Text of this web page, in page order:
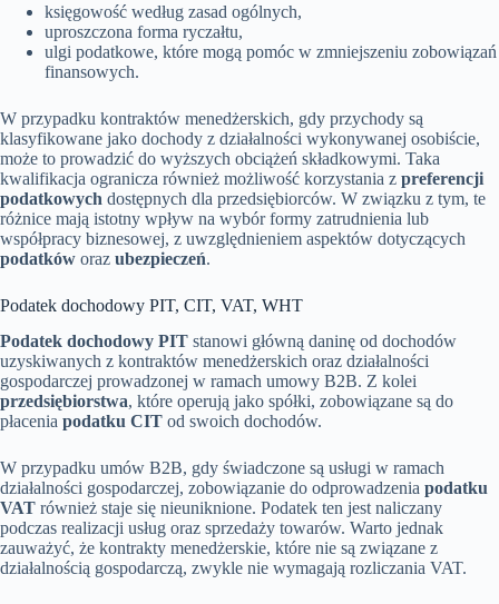
księgowość według zasad ogólnych,
uproszczona forma ryczałtu,
ulgi podatkowe, które mogą pomóc w zmniejszeniu zobowiązań
finansowych.
W przypadku kontraktów menedżerskich, gdy przychody są
klasyfikowane jako dochody z działalności wykonywanej osobiście,
może to prowadzić do wyższych obciążeń składkowymi. Taka
kwalifikacja ogranicza również możliwość korzystania z preferencji
podatkowych dostępnych dla przedsiębiorców. W związku z tym, te
różnice mają istotny wpływ na wybór formy zatrudnienia lub
współpracy biznesowej, z uwzględnieniem aspektów dotyczących
podatków oraz ubezpieczeń.
Podatek dochodowy PIT, CIT, VAT, WHT
Podatek dochodowy PIT stanowi główną daninę od dochodów
uzyskiwanych z kontraktów menedżerskich oraz działalności
gospodarczej prowadzonej w ramach umowy B2B. Z kolei
przedsiębiorstwa, które operują jako spółki, zobowiązane są do
płacenia podatku CIT od swoich dochodów.
W przypadku umów B2B, gdy świadczone są usługi w ramach
działalności gospodarczej, zobowiązanie do odprowadzenia podatku
VAT również staje się nieuniknione. Podatek ten jest naliczany
podczas realizacji usług oraz sprzedaży towarów. Warto jednak
zauważyć, że kontrakty menedżerskie, które nie są związane z
działalnością gospodarczą, zwykle nie wymagają rozliczania VAT.